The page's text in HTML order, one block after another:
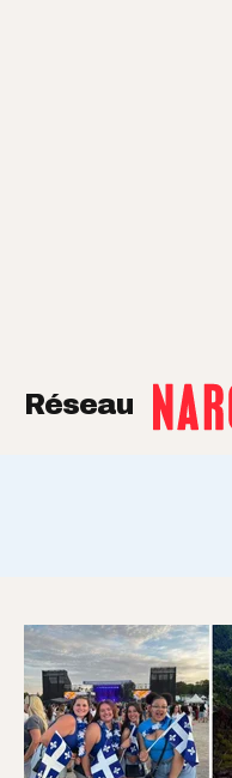
Réseau